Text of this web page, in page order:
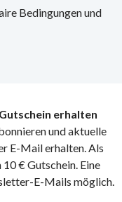
Bedingungen und
erhalten
und aktuelle
E-Mail erhalten. Als
€ Gutschein. Eine
E-Mails möglich.